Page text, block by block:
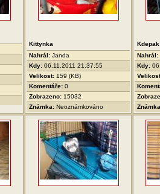
Kittynka
Nahrál: Janda
Kdy: 06.11.2011 21:37:55
Velikost: 159 (KB)
Komentáře: 0
Zobrazeno: 15032
Známka: Neoznámkováno
Nahrál:
Kdy: